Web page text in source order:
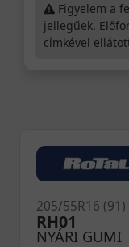
Figyelem a
jellegűek.
címkével
NYÁRI GUMI
NP226
205/55R16 (91)